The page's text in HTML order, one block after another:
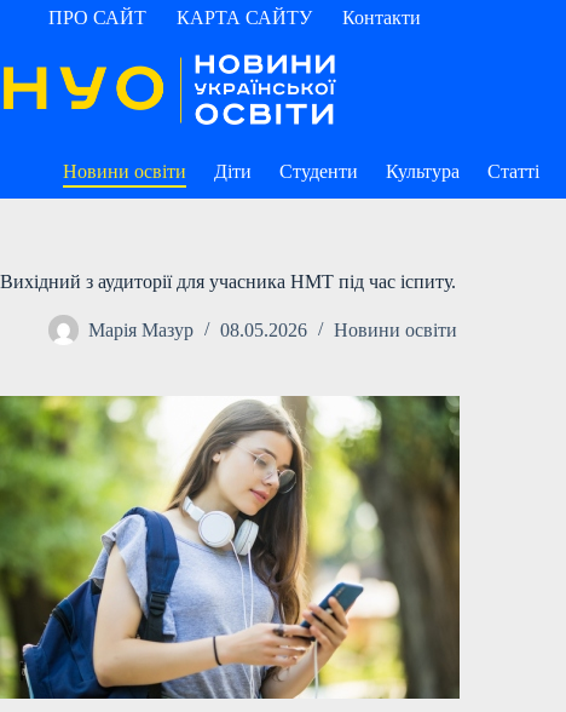
ПерейтиПРО САЙТ КАРТА САЙТУ Контакти
Новини освіти Діти Студенти Культура Статті
Вихідний з аудиторії для учасника НМТ під час іспиту.
Марія Мазур 08.05.2026 Новини освіти